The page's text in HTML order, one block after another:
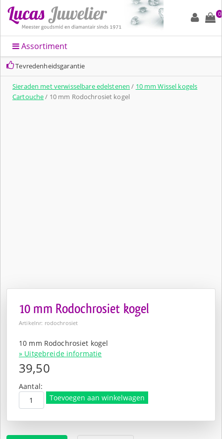
0
Assortiment
Tevredenheidsgarantie
Sieraden met verwisselbare edelstenen / 10 mm Wissel kogels
Cartouche/ 10 mm Rodochrosiet kogel
10 mm Rodochrosiet kogel
Artikelnr: rodochrosiet
10 mm Rodochrosiet kogel
» Uitgebreide informatie
39,50
Aantal:
Toevoegen aan winkelwagen